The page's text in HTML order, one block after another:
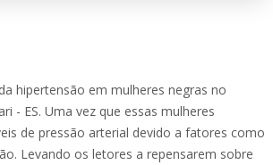
hipertensão em mulheres negras no
- ES. Uma vez que essas mulheres
de pressão arterial devido a fatores como
Levando os letores a repensarem sobre